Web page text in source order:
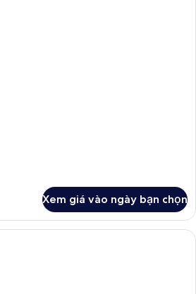
Xem giá vào ngày bạn chọn